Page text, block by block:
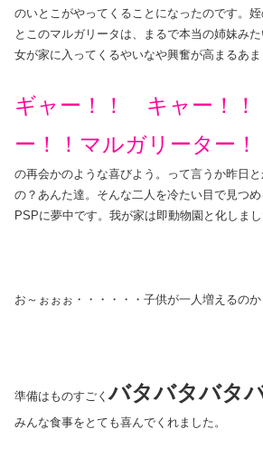
のいとこがやってくることになったのです。
とこのマルガリータは、まるで本当の姉妹み
女が家に入ってくるやいなや興奮が高まるあま
ギャー！！ キャー！
ー！！マルガリーター！
の再会かのような喜びよう。って言うか昨日
の？あんた達。そんな二人を冷たい目で見つ
PSPに夢中です。我が家は即動物園と化しま
お～ぉぉぉ・・・・・・子供が一人増えるの
準備はものすごくバタバタバタ
みんな食事をとても喜んでくれました。